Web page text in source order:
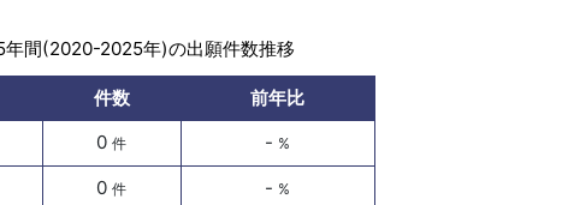
年間(2020-2025年)の出願件数推移
件数
前年比
0件 - %
0件 - %